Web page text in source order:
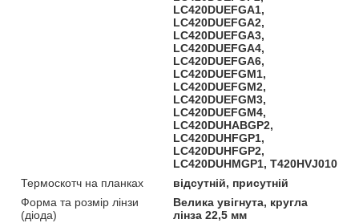
LC420DUEFGA1,
LC420DUEFGA2,
LC420DUEFGA3,
LC420DUEFGA4,
LC420DUEFGA6,
LC420DUEFGM1,
LC420DUEFGM2,
LC420DUEFGM3,
LC420DUEFGM4,
LC420DUHABGP2,
LC420DUHFGP1,
LC420DUHFGP2,
LC420DUHMGP1, T420HVJ010
Термоскотч на планках
відсутній, присутній
Форма та розмір лінзи
(діода)
Велика увігнута, кругла
лінза 22,5 мм